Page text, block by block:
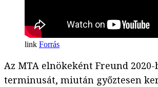
Forrás
Az MTA elnökeként Freund
terminusát, miután győztesen